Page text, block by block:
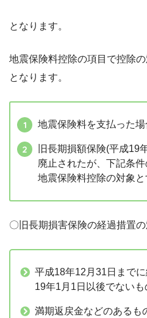
となります。
地震保険料控除の項目で控除
となります。
地震保険料を支払った場
旧長期損額保険(平成19
廃止されたが、下記条
地震保険料控除の対象
〇旧長期損害保険の経過措置
平成18年12月31日まで
19年1月1日以後でないも
満期返戻金などのあるも